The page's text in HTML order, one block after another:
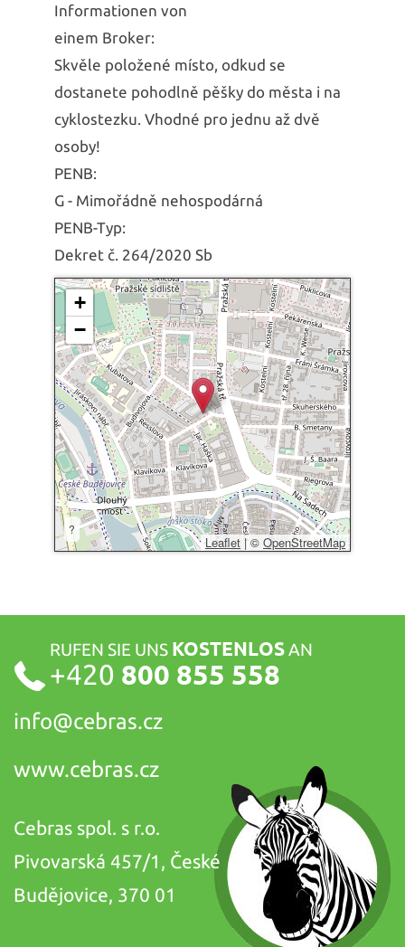
Informationen von
einem Broker:
Skvěle položené místo, odkud se
dostanete pohodlně pěšky do města i na
cyklostezku. Vhodné pro jednu až dvě
osoby!
PENB:
G - Mimořádně nehospodárná
PENB-Typ:
Dekret č. 264/2020 Sb
+
−
?
Leaflet |© OpenStreetMap
RUFEN SIE UNS KOSTENLOSAN
+420 800 855 558
info@cebras.cz
www.cebras.cz
Cebras spol. s r.o.
Pivovarská 457/1, České
Budějovice, 370 01